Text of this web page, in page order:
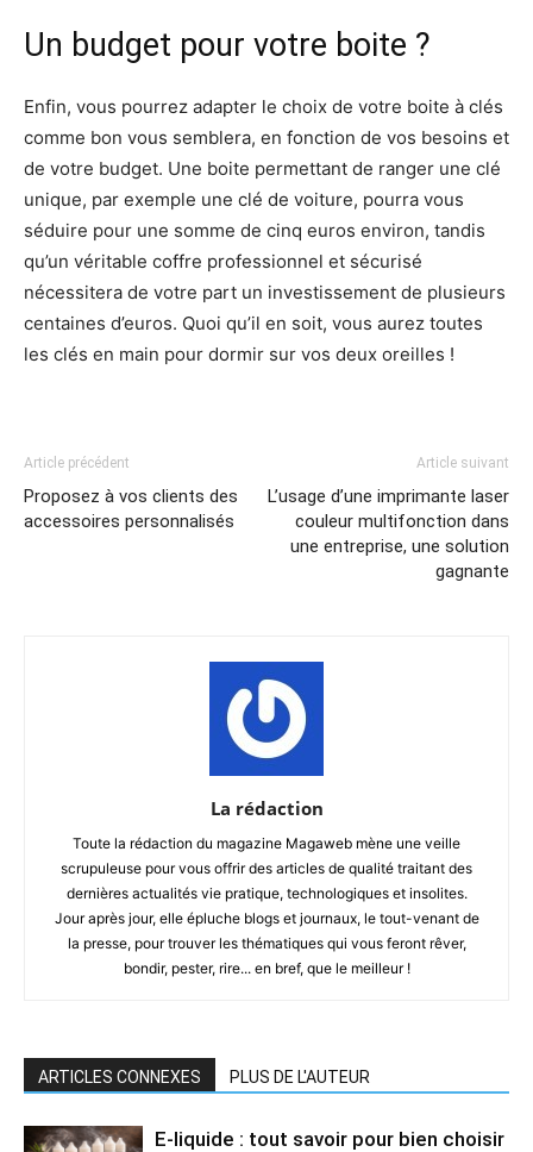
Un budget pour votre boite ?
Enfin, vous pourrez adapter le choix de votre boite à clés
comme bon vous semblera, en fonction de vos besoins et
de votre budget. Une boite permettant de ranger une clé
unique, par exemple une clé de voiture, pourra vous
séduire pour une somme de cinq euros environ, tandis
qu’un véritable coffre professionnel et sécurisé
nécessitera de votre part un investissement de plusieurs
centaines d’euros. Quoi qu’il en soit, vous aurez toutes
les clés en main pour dormir sur vos deux oreilles !
Article précédent
Proposez à vos clients des
accessoires personnalisés
Article suivant
L’usage d’une imprimante laser
couleur multifonction dans
une entreprise, une solution
gagnante
La rédaction
Toute la rédaction du magazine Magaweb mène une veille
scrupuleuse pour vous offrir des articles de qualité traitant des
dernières actualités vie pratique, technologiques et insolites.
Jour après jour, elle épluche blogs et journaux, le tout-venant de
la presse, pour trouver les thématiques qui vous feront rêver,
bondir, pester, rire... en bref, que le meilleur !
ARTICLES CONNEXES PLUS DE L'AUTEUR
E-liquide : tout savoir pour bien choisir